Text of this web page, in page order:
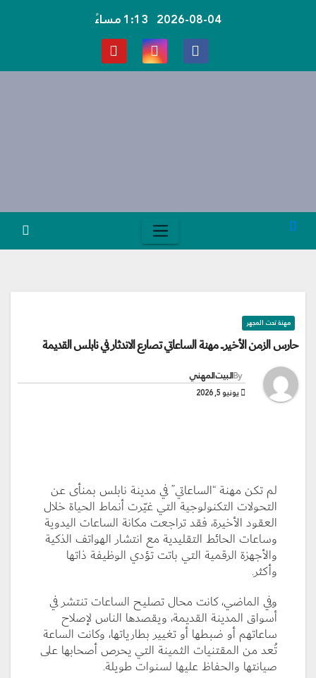
2026-08-04 1:13 مساءً
مهنة تحت المجهر
حارس الزمن الأخير.. مهنة الساعاتي تصارع الاندثار في نابلس القديمة
Byالبيت المهني
يونيو 5, 2026
لم تكن مهنة “الساعاتي” في مدينة نابلس بمنأى عن
التحولات التكنولوجية التي غيّرت أنماط الحياة خلال
العقود الأخيرة، فقد تراجعت مكانة الساعات اليدوية
وساعات الحائط التقليدية مع انتشار الهواتف الذكية
والأجهزة الرقمية التي باتت تؤدي الوظيفة ذاتها
وأكثر.
وفي الماضي، كانت محال تصليح الساعات تنتشر في
أسواق المدينة القديمة، ويقصدها الناس لإصلاح
ساعاتهم أو ضبطها أو تغيير بطارياتها، وكانت الساعة
تُعد من المقتنيات الثمينة التي يحرص أصحابها على
صيانتها والحفاظ عليها لسنوات طويلة.